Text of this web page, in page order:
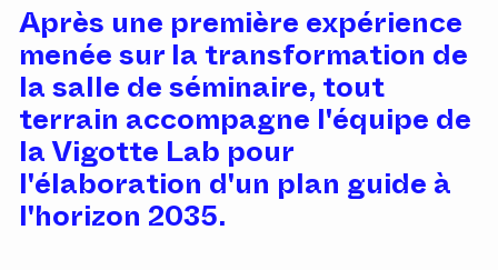
Après une première expérience
menée sur la transformation de
la salle de séminaire, tout
terrain accompagne l'équipe de
la Vigotte Lab pour
l'élaboration d'un plan guide à
l'horizon 2035.